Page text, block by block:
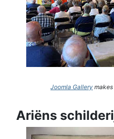
Joomla Gallery
Ariëns